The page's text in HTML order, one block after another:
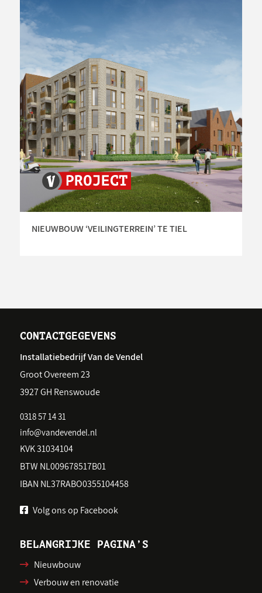
NIEUWBOUW ‘VEILINGTERREIN’ TE TIEL
CONTACTGEGEVENS
Installatiebedrijf Van de Vendel
Groot Overeem 23
3927 GH Renswoude
0318 57 14 31
info@vandevendel.nl
KVK 31034104
BTW NL009678517B01
IBAN NL37RABO0355104458
Volg ons op Facebook
BELANGRIJKE PAGINA’S
Nieuwbouw
Verbouw en renovatie